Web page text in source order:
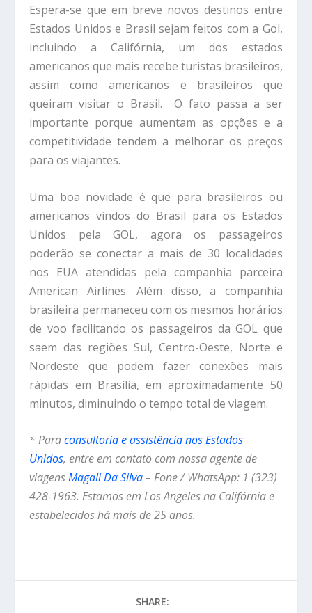
Espera-se que em breve novos destinos entre
Estados Unidos e Brasil sejam feitos com a Gol,
incluindo a Califórnia, um dos estados
americanos que mais recebe turistas brasileiros,
assim como americanos e brasileiros que
queiram visitar o Brasil. O fato passa a ser
importante porque aumentam as opções e a
competitividade tendem a melhorar os preços
para os viajantes.
Uma boa novidade é que para brasileiros ou
americanos vindos do Brasil para os Estados
Unidos pela GOL, agora os passageiros
poderão se conectar a mais de 30 localidades
nos EUA atendidas pela companhia parceira
American Airlines. Além disso, a companhia
brasileira permaneceu com os mesmos horários
de voo facilitando os passageiros da GOL que
saem das regiões Sul, Centro-Oeste, Norte e
Nordeste que podem fazer conexões mais
rápidas em Brasília, em aproximadamente 50
minutos, diminuindo o tempo total de viagem.
* Paraconsultoria e assistência nos Estados
Unidos, entre em contato com nossa agente de
viagensMagali Da Silva– Fone / WhatsApp: 1 (323)
428-1963. Estamos em Los Angeles na Califórnia e
estabelecidos há mais de 25 anos.
SHARE: